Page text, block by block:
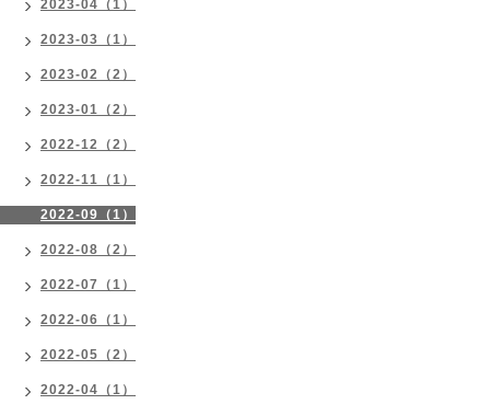
2023-04（1）
2023-03（1）
2023-02（2）
2023-01（2）
2022-12（2）
2022-11（1）
2022-09（1）
2022-08（2）
2022-07（1）
2022-06（1）
2022-05（2）
2022-04（1）